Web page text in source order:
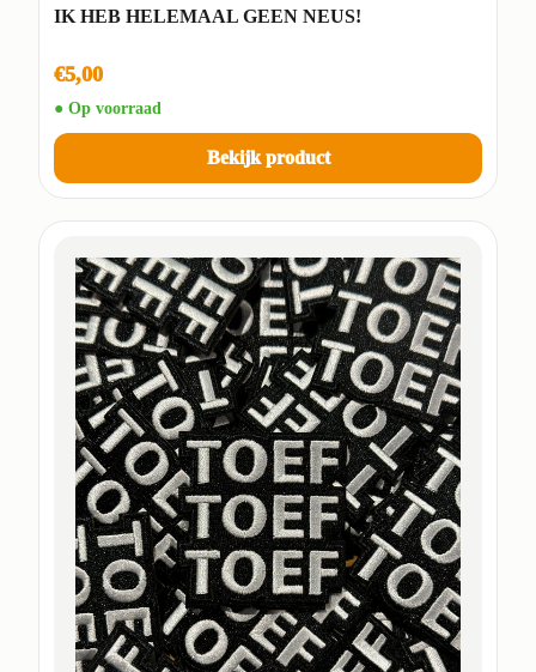
IK HEB HELEMAAL GEEN NEUS!
€5,00
● Op voorraad
Bekijk product